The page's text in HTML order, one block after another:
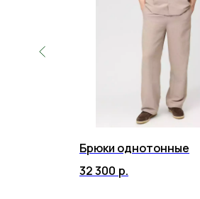
Брюки однотонные
32 300 р.